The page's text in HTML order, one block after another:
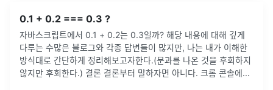
0.1 + 0.2 === 0.3 ?
자바스크립트에서 0.1 + 0.2는 0.3일까? 해당 내용에 대해 깊게
다루는 수많은 블로그와 각종 답변들이 많지만, 나는 내가 이해한
방식대로 간단하게 정리해보고자한다.(문과를 나온 것을 후회하지
않지만 후회한다.) 결론 결론부터 말하자면 아니다. 크롬 콘솔에...